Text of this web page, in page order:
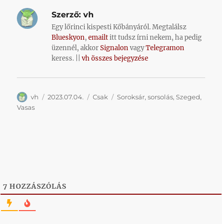
Szerző: vh
Egy lőrinci kispesti Kőbányáról. Megtalálsz
Blueskyon,emailtitt tudsz írni nekem, ha pedig
üzennél, akkorSignalonvagyTelegramon
keress. ||vh összes bejegyzése
Szerző
vh Közzétéve
2023.07.04. Kategória
Csak Címke
Soroksár,sorsolás,Szeged,
Vasas
7 HOZZÁSZÓLÁS